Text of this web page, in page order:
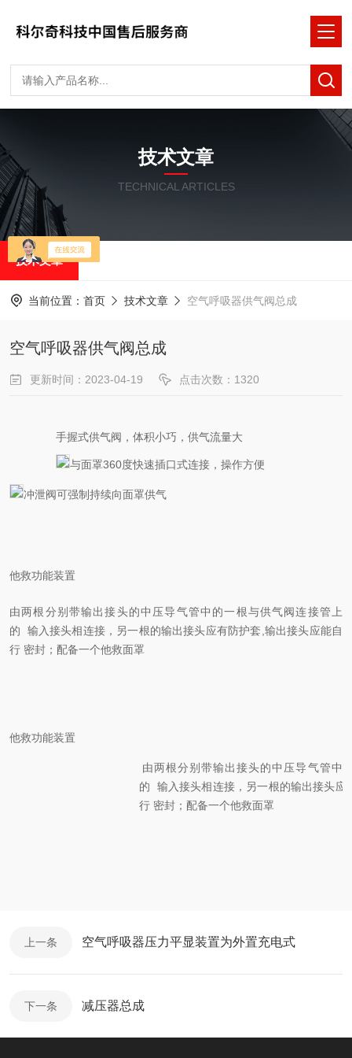
技术文章
TECHNICAL ARTICLES
技术文章
当前位置： 首页 技术文章 空气呼吸器供气阀总成
空气呼吸器供气阀总成
更新时间：2023-04-19 点击次数：1320
手握式供气阀，体积小巧，供气流量大
与面罩360度快速插口式连接，操作方便
冲泄阀可强制持续向面罩供气
他救功能装置
由两根分别带输出接头的中压导气管中的一根与供气阀连接管 上
的
输入接头相连接，另一根的输出接头应有防护套 输出接头应能自
行 密封；配备一个他救面罩
他救功能装置
由两根分别带输出接头的中压导气管中
的
输入接头相连接，另一根的输出接头应
行 密封；配备一个他救面罩
上一条 空气呼吸器压力平显装置为外置充电式
下一条 减压器总成